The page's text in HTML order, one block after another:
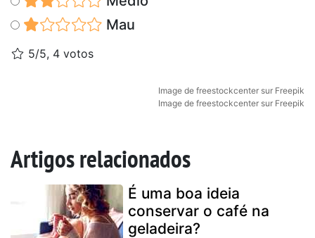
Mau
5/5, 4 votos
Image de freestockcenter sur Freepik
Image de freestockcenter sur Freepik
Artigos relacionados
É uma boa ideia
conservar o café na
geladeira?